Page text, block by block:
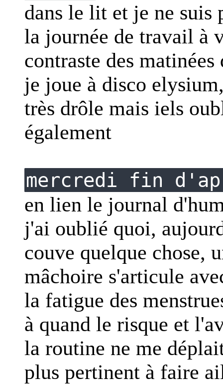
dans le lit et je ne suis
la journée de travail à
contraste des
je joue à disco
très drôle mais iels
également
mercredi fin
en lien le journal
j'ai oublié quoi,
couve quelque chose,
mâchoire s'articule
la fatigue des
à quand le risque et
la routine ne me
plus pertinent à faire